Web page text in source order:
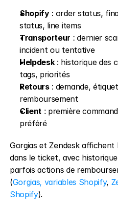
Shopify : order status,
status, line items
Transporteur : dernier
incident ou tentative
Helpdesk : historique des
tags, priorités
Retours : demande,
remboursement
Client : première
préféré
Gorgias et Zendesk affichent
dans le ticket, avec
parfois actions de
(Gorgias, variables Shopify,
Shopify).